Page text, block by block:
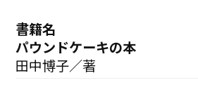
書籍名
パウンドケーキの本
田中博子／著